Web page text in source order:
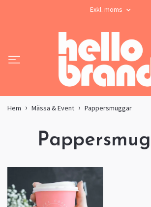
Exkl. moms
Hem Mässa & Event Pappersmuggar